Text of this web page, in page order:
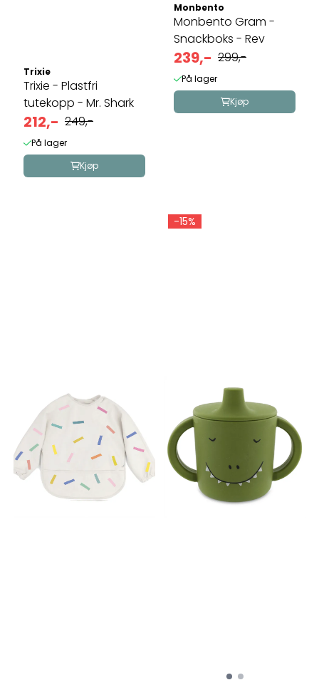
Trixie
Trixie - Plastfri
tutekopp - Mr. Shark
212,- 249,-
På lager
Kjøp
Monbento
Monbento Gram -
Snackboks - Rev
239,- 299,-
På lager
Kjøp
-15%